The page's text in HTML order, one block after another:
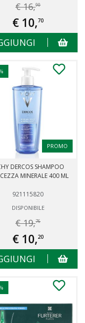
€ 16,90
€ 10,70
PROMO
DERCOS SHAMPOO
MINERALE 400 ML
921115820
DISPONIBILE
€ 19,76
€ 10,20